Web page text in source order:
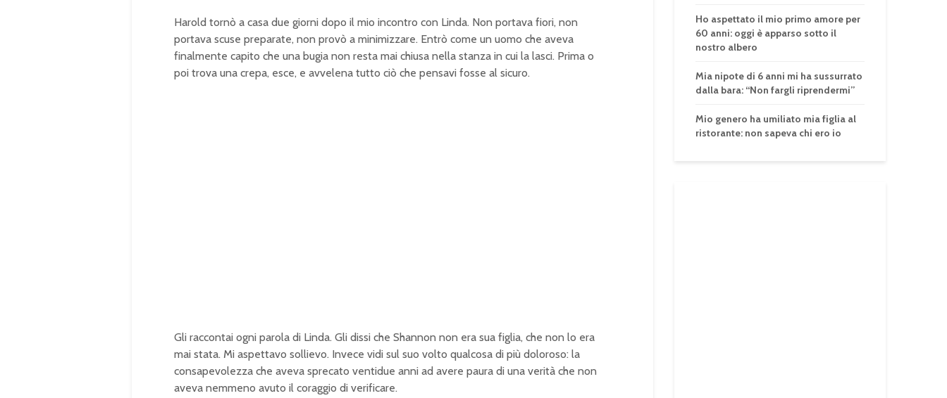
Harold tornò a casa due giorni dopo il mio incontro con Linda. Non portava fiori, non
portava scuse preparate, non provò a minimizzare. Entrò come un uomo che aveva
finalmente capito che una bugia non resta mai chiusa nella stanza in cui la lasci. Prima o
poi trova una crepa, esce, e avvelena tutto ciò che pensavi fosse al sicuro.
Gli raccontai ogni parola di Linda. Gli dissi che Shannon non era sua figlia, che non lo era
mai stata. Mi aspettavo sollievo. Invece vidi sul suo volto qualcosa di più doloroso: la
consapevolezza che aveva sprecato ventidue anni ad avere paura di una verità che non
aveva nemmeno avuto il coraggio di verificare.
Ho aspettato il mio primo amore per
60 anni: oggi è apparso sotto il
nostro albero
Mia nipote di 6 anni mi ha sussurrato
dalla bara: “Non fargli riprendermi”
Mio genero ha umiliato mia figlia al
ristorante: non sapeva chi ero io